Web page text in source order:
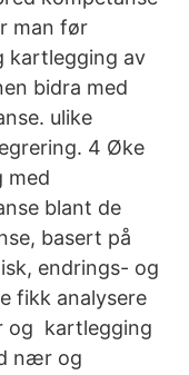
man før
kartlegging av
bidra med
ulike
4 Øke
med
blant de
basert på
endrings- og
fikk analysere
og kartlegging
nær og